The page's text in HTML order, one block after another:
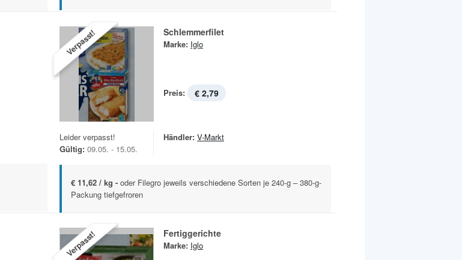
Verpasst! Schlemmerfilet
Marke: Iglo
Preis: € 2,79
Leider verpasst!
Gültig: 09.05. - 15.05.
Händler: V-Markt
€ 11,62 / kg - oder Filegro jeweils verschiedene Sorten je 240-g – 380-g-
Packung tiefgefroren
Verpasst! Fertiggerichte
Marke: Iglo